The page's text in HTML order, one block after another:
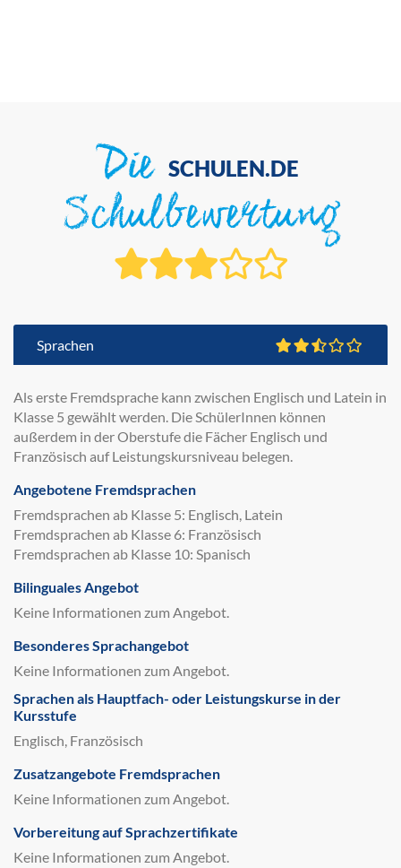
Die SCHULEN.DE
Schulbewertung
Sprachen
Als erste Fremdsprache kann zwischen Englisch und Latein in
Klasse 5 gewählt werden. Die SchülerInnen können
außerdem in der Oberstufe die Fächer Englisch und
Französisch auf Leistungskursniveau belegen.
Angebotene Fremdsprachen
Fremdsprachen ab Klasse 5: Englisch, Latein
Fremdsprachen ab Klasse 6: Französisch
Fremdsprachen ab Klasse 10: Spanisch
Bilinguales Angebot
Keine Informationen zum Angebot.
Besonderes Sprachangebot
Keine Informationen zum Angebot.
Sprachen als Hauptfach- oder Leistungskurse in der
Kursstufe
Englisch, Französisch
Zusatzangebote Fremdsprachen
Keine Informationen zum Angebot.
Vorbereitung auf Sprachzertifikate
Keine Informationen zum Angebot.